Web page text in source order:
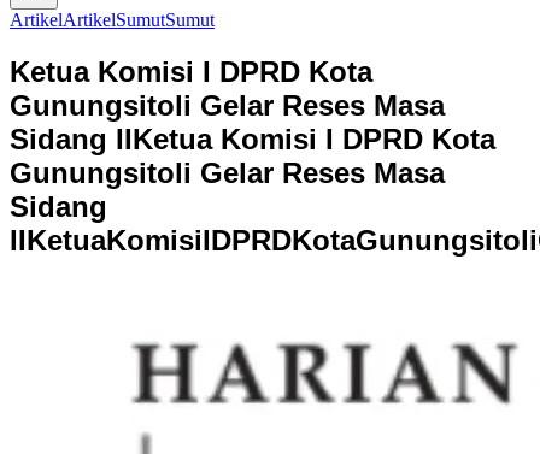
ArtikelArtikelSumutSumut
Ketua Komisi I DPRD Kota
Gunungsitoli Gelar Reses Masa
Sidang IIKetua Komisi I DPRD Kota
Gunungsitoli Gelar Reses Masa
Sidang
IIKetuaKomisiIDPRDKotaGunungsitoli